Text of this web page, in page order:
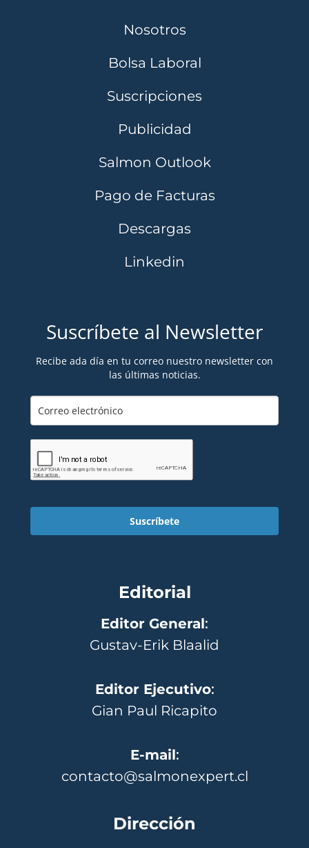
Nosotros
Bolsa Laboral
Suscripciones
Publicidad
Salmon Outlook
Pago de Facturas
Descargas
Linkedin
Suscríbete al Newsletter
Recibe ada día en tu correo nuestro newsletter con
las últimas noticias.
Suscríbete
Editorial
Editor General:
Gustav-Erik Blaalid
Editor Ejecutivo:
Gian Paul Ricapito
E-mail:
contacto@salmonexpert.cl
Dirección